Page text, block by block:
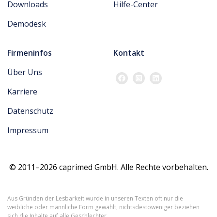
Downloads
Demodesk
Hilfe-Center
Firmeninfos
Über Uns
Karriere
Datenschutz
Impressum
Kontakt
© 2011–2026 caprimed GmbH. Alle Rechte vorbehalten.
Aus Gründen der Lesbarkeit wurde in unseren Texten oft nur die
weibliche oder männliche Form gewählt, nichtsdestoweniger beziehen